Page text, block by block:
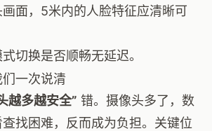
面，5米内的人脸特征应清晰可
切换是否顺畅无延迟。
一次说清
越多越安全” 错。摄像头多了，数
找困难，反而成为负担。关键位